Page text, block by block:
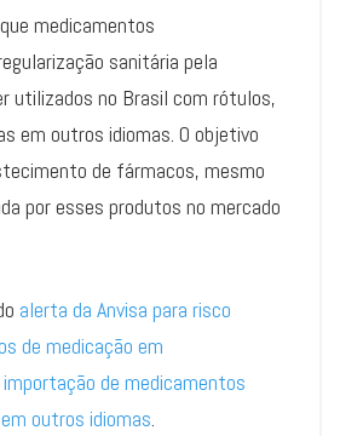
medicamentos
sanitária pela
utilizados no Brasil com rótulos,
em outros idiomas. O objetivo
de fármacos, mesmo
por esses produtos no mercado
alerta da Anvisa para risco
de medicação em
de medicamentos
outros idiomas.